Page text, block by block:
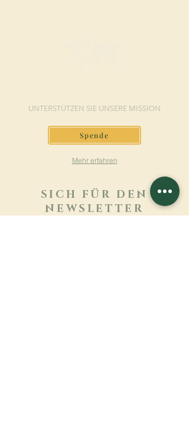
UNTERSTÜTZEN SIE UNSERE MISSION
Spende
Mehr erfahren
SICH FÜR DEN
NEWSLETTER